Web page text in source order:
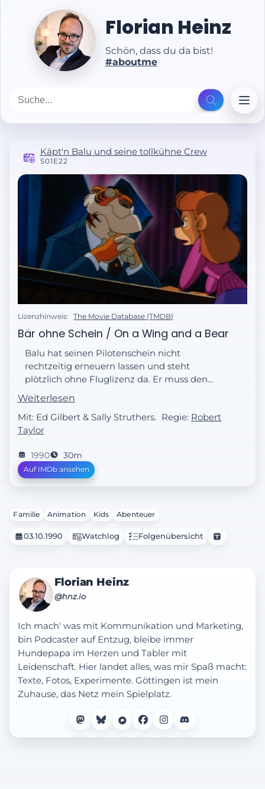
Florian Heinz
Schön, dass du da bist!
#aboutme
Käpt'n Balu und seine tollkühne Crew
S01E22
Lizenzhinweis: The Movie Database (TMDB)
Bär ohne Schein / On a Wing and a Bear
Balu hat seinen Pilotenschein nicht
rechtzeitig erneuern lassen und steht
plötzlich ohne Fluglizenz da. Er muss den
Schein wiederholen und gerät dabei
ausgerechnet an seinen alten Fluglehrer.
Weiterlesen
Mit: Ed Gilbert & Sally Struthers. Regie: Robert
Taylor
1990 30m
Auf IMDb ansehen
Familie Animation Kids Abenteuer
03.10.1990 Watchlog Folgenübersicht
Florian Heinz
@hnz.io
Ich mach' was mit Kommunikation und Marketing,
bin Podcaster auf Entzug, bleibe immer
Hundepapa im Herzen und Tabler mit
Leidenschaft. Hier landet alles, was mir Spaß macht:
Texte, Fotos, Experimente. Göttingen ist mein
Zuhause, das Netz mein Spielplatz.